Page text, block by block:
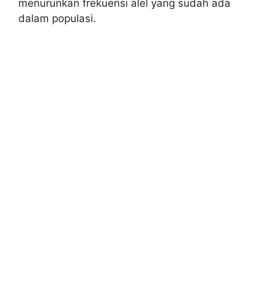
menurunkan frekuensi alel yang sudah ada
dalam populasi.